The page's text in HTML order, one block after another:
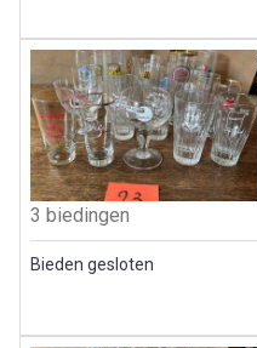
3 biedingen
Bieden gesloten